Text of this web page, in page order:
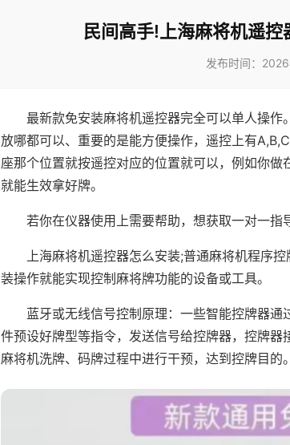
民间高手!上海麻将机遥
发布时间：
最新款免安装麻将机遥控器完全可以单人操
放哪都可以、重要的是能方便操作，遥控上有
座那个位置就按遥控对应的位置就可以，例如你
就能生效拿好牌。
若你在仪器使用上需要帮助，想获取一对一指
上海麻将机遥控器怎么安装;普通麻将机程序
装操作就能实现控制麻将牌功能的设备或工具。
蓝牙或无线信号控制原理：一些智能控牌器
件预设好牌型等指令，发送信号给控牌器，控牌
麻将机洗牌、码牌过程中进行干预，达到控牌目的。